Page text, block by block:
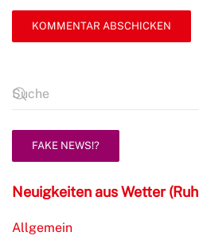
KOMMENTAR ABSCHICKEN
FAKE NEWS!?
Neuigkeiten aus Wetter
Allgemein